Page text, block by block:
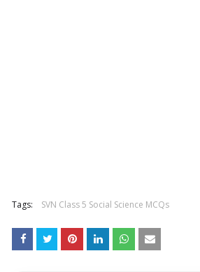
Tags: SVN Class 5 Social Science MCQs